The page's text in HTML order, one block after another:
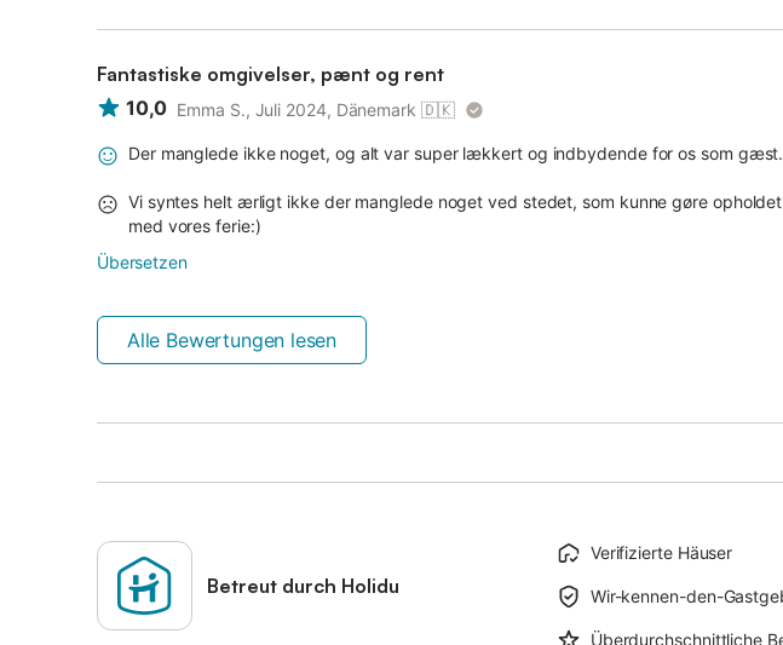
Fantastiske omgivelser, pænt og rent
10,0 Emma S., Juli 2024, Dänemark 🇩🇰
Der manglede ikke noget, og alt var super lækkert og indbydende for os som gæst.
Vi syntes helt ærligt ikke der manglede noget ved stedet, som kunne gøre
med vores ferie:)
Übersetzen
Alle Bewertungen lesen
Betreut durch Holidu
Verifizierte Häuser
Wir-kennen-den-
Überdurchschnittliche